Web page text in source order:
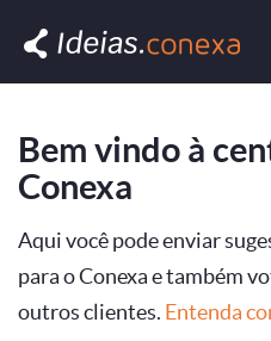
Bem vindo à
Conexa
Aqui você pode enviar
para o Conexa e também
outros clientes. Entenda